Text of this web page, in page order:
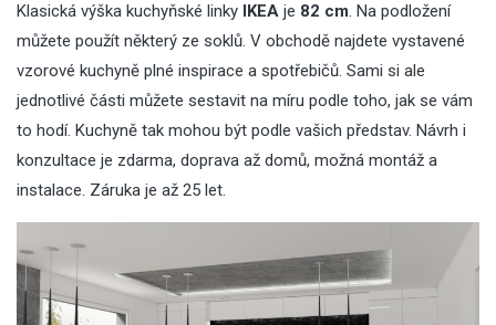
Klasická výška kuchyňské linky IKEA je 82 cm. Na podložení
můžete použít některý ze soklů. V obchodě najdete vystavené
vzorové kuchyně plné inspirace a spotřebičů. Sami si ale
jednotlivé části můžete sestavit na míru podle toho, jak se vám
to hodí. Kuchyně tak mohou být podle vašich představ. Návrh i
konzultace je zdarma, doprava až domů, možná montáž a
instalace. Záruka je až 25 let.